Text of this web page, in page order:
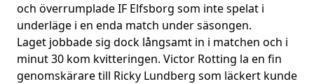
och överrumplade IF Elfsborg som inte spelat i
underläge i en enda match under säsongen.
Laget jobbade sig dock långsamt in i matchen och i
minut 30 kom kvitteringen. Victor Rotting la en fin
genomskärare till Ricky Lundberg som läckert kunde